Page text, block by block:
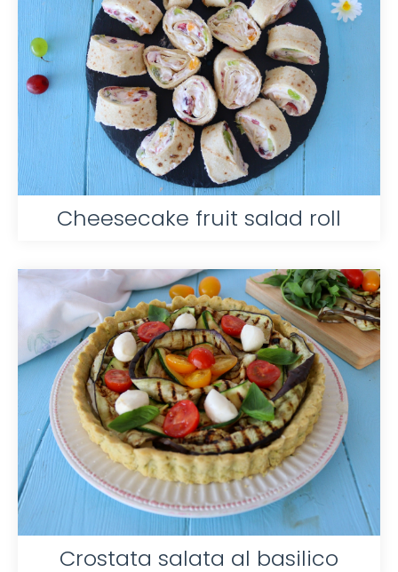
Cheesecake fruit salad roll
Crostata salata al basilico